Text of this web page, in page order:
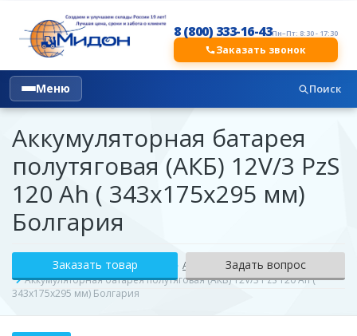
8 (800) 333-16-43Пн–Пт: 8:30 - 17:30
Заказать звонок
Меню Поиск
Аккумуляторная батарея
полутяговая (АКБ) 12V/3 PzS
120 Ah ( 343x175x295 мм)
Болгария
Тяговые аккумуляторы
Аккумуляторные батареи тяговые
Аккумуляторная батарея полутяговая (АКБ) 12V/3 PzS 120 Ah (
343x175x295 мм) Болгария
Заказать товар Задать вопрос